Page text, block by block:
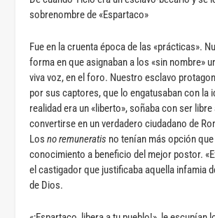
sobrenombre de «Espartaco»
Fue en la cruenta época de las «prácticas».
forma en que asignaban a los «sin nombre»
viva voz, en el foro. Nuestro esclavo
por sus captores, que lo engatusaban con la
realidad era un «liberto», soñaba con ser libre
convertirse en un verdadero ciudadano de
Los no remuneratis no tenían más opción
conocimiento a beneficio del mejor postor.
el castigador que justificaba aquella infamia
de Dios.